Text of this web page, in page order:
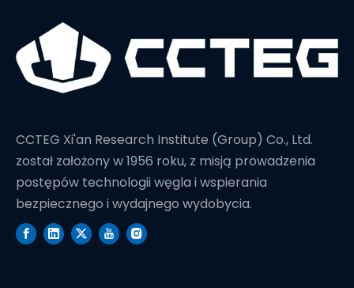
CCTEG Xi'an Research Institute (Group) Co., Ltd.
został założony w 1956 roku, z misją prowadzenia
postępów technologii węgla i wspierania
bezpiecznego i wydajnego wydobycia.